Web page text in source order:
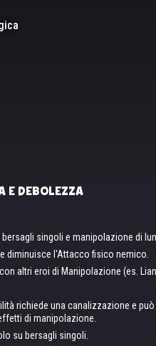
E DEBOLEZZA
bersagli singoli e manipolazione di
diminuisce l'Attacco fisico nemico.
altri eroi di Manipolazione (es.
richiede una canalizzazione e
di manipolazione.
su bersagli singoli.